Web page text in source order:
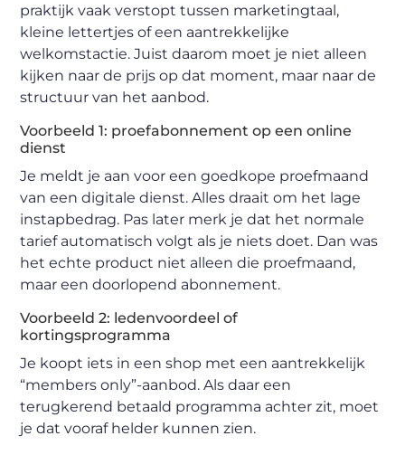
praktijk vaak verstopt tussen marketingtaal,
kleine lettertjes of een aantrekkelijke
welkomstactie. Juist daarom moet je niet alleen
kijken naar de prijs op dat moment, maar naar de
structuur van het aanbod.
Voorbeeld 1: proefabonnement op een online
dienst
Je meldt je aan voor een goedkope proefmaand
van een digitale dienst. Alles draait om het lage
instapbedrag. Pas later merk je dat het normale
tarief automatisch volgt als je niets doet. Dan was
het echte product niet alleen die proefmaand,
maar een doorlopend abonnement.
Voorbeeld 2: ledenvoordeel of
kortingsprogramma
Je koopt iets in een shop met een aantrekkelijk
“members only”-aanbod. Als daar een
terugkerend betaald programma achter zit, moet
je dat vooraf helder kunnen zien.